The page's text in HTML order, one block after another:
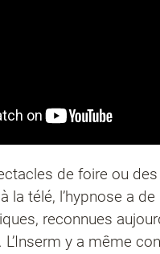
de foire ou des
la télé, l’hypnose a de
reconnues
y a même